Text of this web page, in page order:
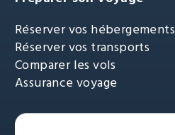
Réserver vos hébergements
Réserver vos transports
Comparer les vols
Assurance voyage